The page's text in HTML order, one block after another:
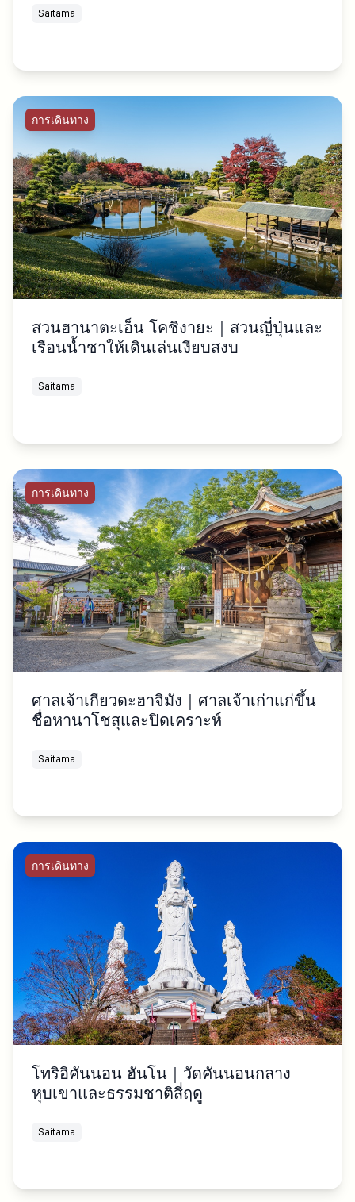
Saitama
การเดินทาง
สวนฮานาตะเอ็น โคชิงายะ｜สวนญี่ปุ่นและ
เรือนน้ำชาให้เดินเล่นเงียบสงบ
Saitama
การเดินทาง
ศาลเจ้าเกียวดะฮาจิมัง｜ศาลเจ้าเก่าแก่ขึ้น
ชื่อหานาโชสุและปิดเคราะห์
Saitama
การเดินทาง
โทริอิคันนอน ฮันโน｜วัดคันนอนกลาง
หุบเขาและธรรมชาติสี่ฤดู
Saitama